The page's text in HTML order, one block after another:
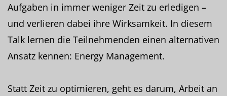
Aufgaben in immer weniger Zeit zu erledigen –
und verlieren dabei ihre Wirksamkeit. In diesem
Talk lernen die Teilnehmenden einen alternativen
Ansatz kennen: Energy Management.
Statt Zeit zu optimieren, geht es darum, Arbeit an